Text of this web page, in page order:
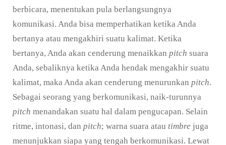
berbicara, menentukan pula berlangsungnya
komunikasi. Anda bisa memperhatikan ketika Anda
bertanya atau mengakhiri suatu kalimat. Ketika
bertanya, Anda akan cenderung menaikkan pitch suara
Anda, sebaliknya ketika Anda hendak mengakhir suatu
kalimat, maka Anda akan cenderung menurunkan pitch.
Sebagai seorang yang berkomunikasi, naik-turunnya
pitch menandakan suatu hal dalam pengucapan. Selain
ritme, intonasi, dan pitch; warna suara atau timbre juga
menunjukkan siapa yang tengah berkomunikasi. Lewat